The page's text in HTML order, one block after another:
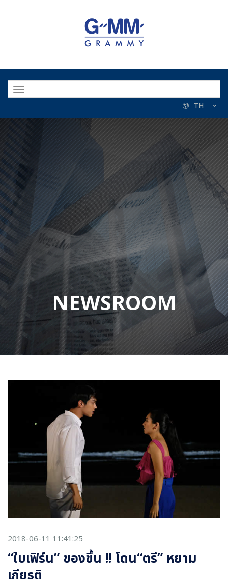
TH
NEWSROOM
2018-06-11 11:41:25
“ใบเฟิร์น” ของขึ้น !! โดน“ตรี” หยาม
เกียรติ